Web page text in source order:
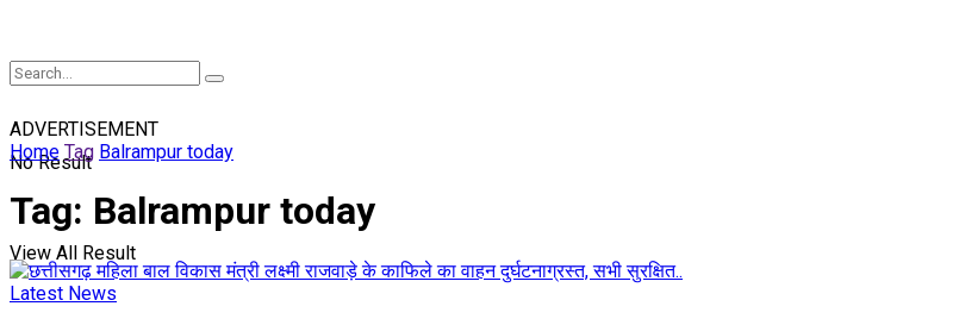
No Result
View All Result
ADVERTISEMENT
Home Tag Balrampur today
Tag: Balrampur today
Latest News